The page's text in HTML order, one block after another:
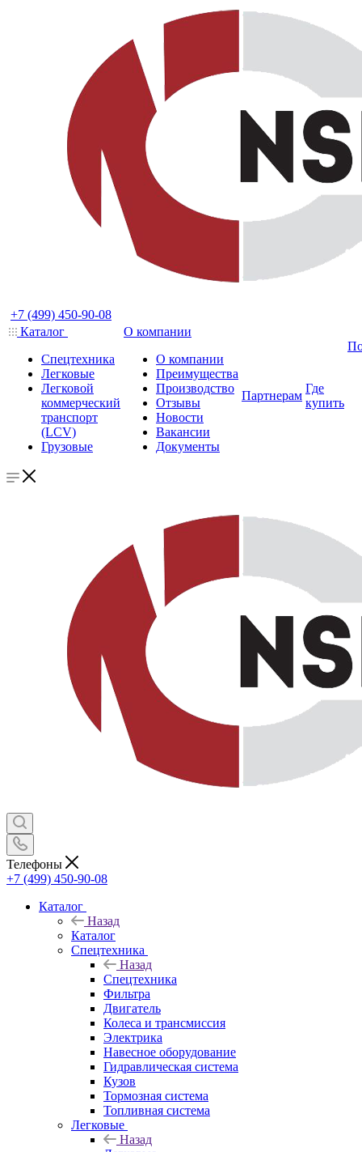
+7 (499) 450-90-08
Каталог
Спецтехника
Легковые
Легковой
коммерческий
транспорт
(LCV)
Грузовые
О компании
О компании
Преимущества
Производство
Отзывы
Новости
Вакансии
Документы
Партнерам
Где
купить
Телефоны
+7 (499) 450-90-08
Каталог
Назад
Каталог
Спецтехника
Назад
Спецтехника
Фильтра
Двигатель
Колеса и трансмиссия
Электрика
Навесное оборудование
Гидравлическая система
Кузов
Тормозная система
Топливная система
Легковые
Назад